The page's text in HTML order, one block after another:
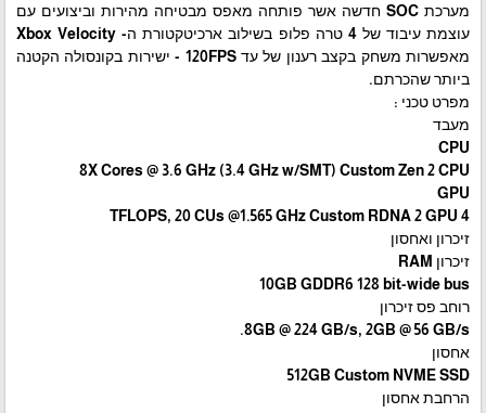
מערכת SOC חדשה אשר פותחה מאפס מבטיחה מהירות וביצועים עם
עוצמת עיבוד של 4 טרה פלופ בשילוב ארכיטקטורת ה- Xbox Velocity
מאפשרות משחק בקצב רענון של עד 120FPS - ישירות בקונסולה הקטנה
ביותר שהכרתם.
מפרט טכני :
מעבד
CPU
8X Cores @ 3.6 GHz (3.4 GHz w/SMT) Custom Zen 2 CPU
GPU
4 TFLOPS, 20 CUs @1.565 GHz Custom RDNA 2 GPU
זיכרון ואחסון
זיכרון RAM
10GB GDDR6 128 bit-wide bus
רוחב פס זיכרון
8GB @ 224 GB/s, 2GB @ 56 GB/s.
אחסון
512GB Custom NVME SSD
הרחבת אחסון